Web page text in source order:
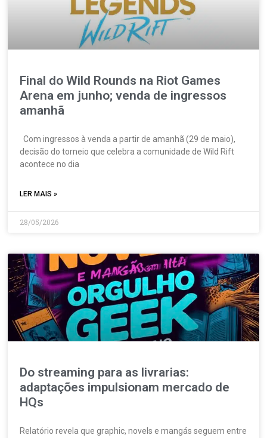
Final do Wild Rounds na Riot Games
Arena em junho; venda de ingressos
amanhã
Com ingressos à venda a partir de amanhã (29 de maio),
decisão do torneio que celebra a comunidade de Wild Rift
acontece no dia
LER MAIS »
28/05/2026
Do streaming para as livrarias:
adaptações impulsionam mercado de
HQs
Relatório revela que graphic, novels e mangás seguem entre